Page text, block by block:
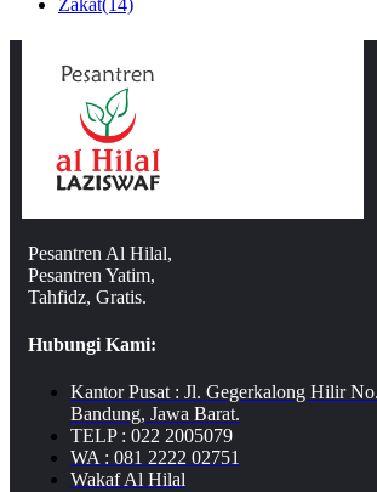
Zakat(14)
Pesantren Al Hilal,
Pesantren Yatim,
Tahfidz, Gratis.
Hubungi Kami:
Kantor Pusat : Jl. Gegerkalong Hilir
Bandung, Jawa Barat.
TELP : 022 2005079
WA : 081 2222 02751
Wakaf Al Hilal